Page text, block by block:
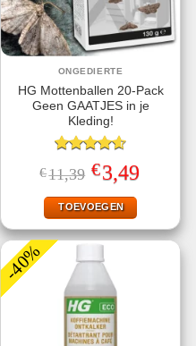
ONGEDIERTE
HG Mottenballen 20-Pack
Geen GAATJES in je
Kleding!
Gewaardeerd
4.63uit 5
€11,39 Oorspronkelijke
prijs
was:
€11,39.
€3,49Huidige
prijs
TOEVOEGEN
-40%